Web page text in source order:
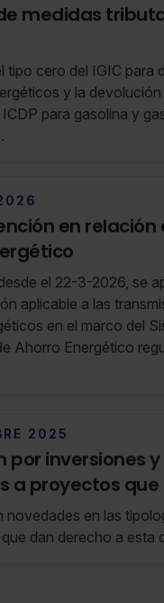
medidas
tipo cero del IGIC para
y la devolución
para gasolina y
en relación
el 22-3-2026, se
aplicable a las
en el marco del
Ahorro Energético
2025
por inversiones
a proyectos que
sostenible, la
la
novedades en las
dan derecho a esta